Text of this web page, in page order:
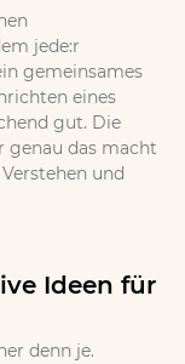
jede:r
gemeinsames
eines
gut. Die
genau das macht
und
Ideen für
denn je.